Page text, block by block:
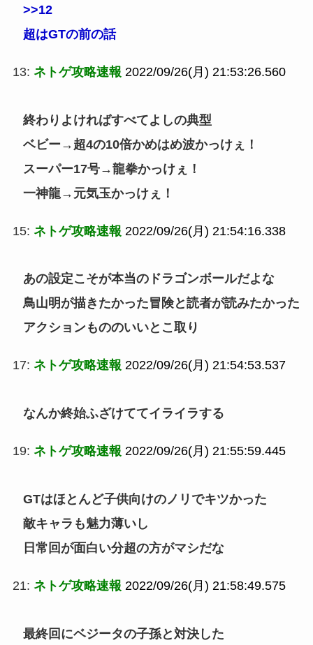
>>12
超はGTの前の話
13: ネトゲ攻略速報 2022/09/26(月) 21:53:26.560
終わりよければすべてよしの典型
ベビー→超4の10倍かめはめ波かっけぇ！
スーパー17号→龍拳かっけぇ！
一神龍→元気玉かっけぇ！
15: ネトゲ攻略速報 2022/09/26(月) 21:54:16.338
あの設定こそが本当のドラゴンボールだよな
鳥山明が描きたかった冒険と読者が読みたかった
アクションもののいいとこ取り
17: ネトゲ攻略速報 2022/09/26(月) 21:54:53.537
なんか終始ふざけててイライラする
19: ネトゲ攻略速報 2022/09/26(月) 21:55:59.445
GTはほとんど子供向けのノリでキツかった
敵キャラも魅力薄いし
日常回が面白い分超の方がマシだな
21: ネトゲ攻略速報 2022/09/26(月) 21:58:49.575
最終回にベジータの子孫と対決した